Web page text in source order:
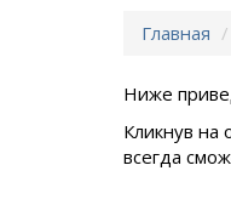
Главная
Ниже
Кликнув на
всегда